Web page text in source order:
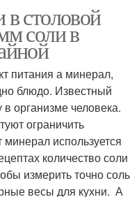
столовой
соли в
питания а минерал,
блюдо. Известный
организме человека.
ограничить
используется
количество соли
измерить точно соль
весы для кухни. А